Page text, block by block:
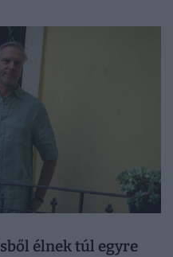
élnek túl egyre